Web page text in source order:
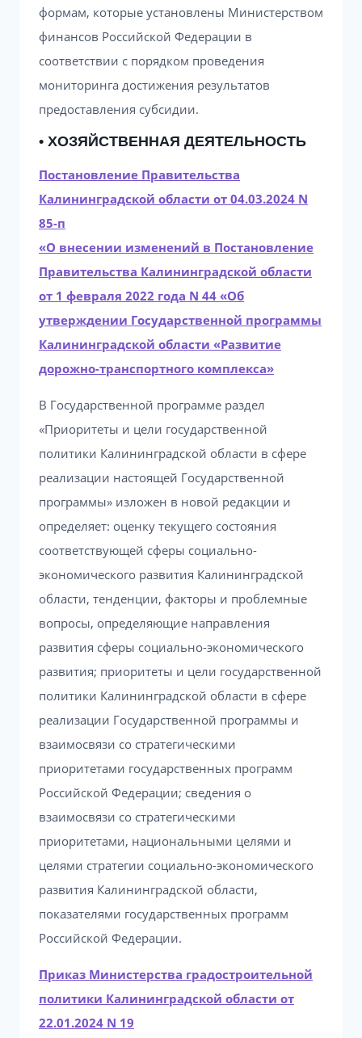
формам, которые установлены Министерством
финансов Российской Федерации в
соответствии с порядком проведения
мониторинга достижения результатов
предоставления субсидии.
• ХОЗЯЙСТВЕННАЯ ДЕЯТЕЛЬНОСТЬ
Постановление Правительства
Калининградской области от 04.03.2024 N
85-п
«О внесении изменений в Постановление
Правительства Калининградской области
от 1 февраля 2022 года N 44 «Об
утверждении Государственной программы
Калининградской области «Развитие
дорожно-транспортного комплекса»
В Государственной программе раздел
«Приоритеты и цели государственной
политики Калининградской области в сфере
реализации настоящей Государственной
программы» изложен в новой редакции и
определяет: оценку текущего состояния
соответствующей сферы социально-
экономического развития Калининградской
области, тенденции, факторы и проблемные
вопросы, определяющие направления
развития сферы социально-экономического
развития; приоритеты и цели государственной
политики Калининградской области в сфере
реализации Государственной программы и
взаимосвязи со стратегическими
приоритетами государственных программ
Российской Федерации; сведения о
взаимосвязи со стратегическими
приоритетами, национальными целями и
целями стратегии социально-экономического
развития Калининградской области,
показателями государственных программ
Российской Федерации.
Приказ Министерства градостроительной
политики Калининградской области от
22.01.2024 N 19